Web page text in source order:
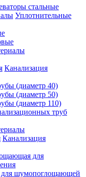
стальные
Уплотнительные
Канализация
(диаметр 40)
(диаметр 50)
(диаметр 110)
труб
Канализация
для
шумопоглощающей